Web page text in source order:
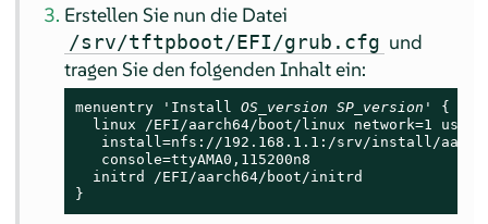
Erstellen Sie nun die Datei
/srv/tftpboot/EFI/grub.cfg und
tragen Sie den folgenden Inhalt ein:
menuentry 'Install OS_version SP_version ' {
linux /EFI/aarch64/boot/linux network=1
install=nfs://192.168.1.1:/srv/install/
   console=ttyAMA0,115200n8
  initrd /EFI/aarch64/boot/initrd
}